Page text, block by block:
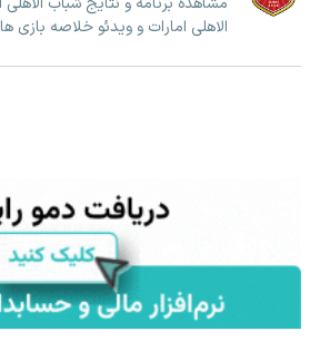
الاهلی امارات و ویدئو خلاصه بازی